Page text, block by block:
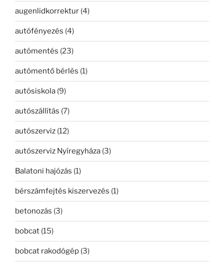
augenlidkorrektur (4)
autófényezés (4)
autómentés (23)
autómentő bérlés (1)
autósiskola (9)
autószállítás (7)
autószerviz (12)
autószerviz Nyíregyháza (3)
Balatoni hajózás (1)
bérszámfejtés kiszervezés (1)
betonozás (3)
bobcat (15)
bobcat rakodógép (3)